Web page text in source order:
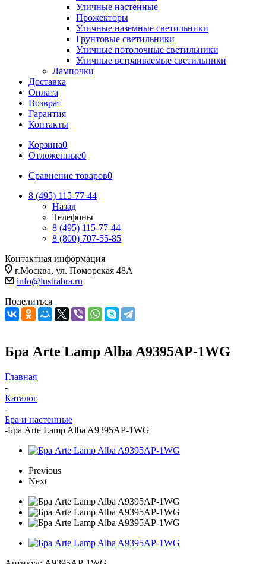
Уличные настенные
Прожекторы
Уличные наземные светильники
Грунтовые светильники
Уличные потолочные светильники
Уличные встраиваемые светильники
Лампочки
Доставка
Оплата
Возврат
Гарантия
Контакты
Корзина0
Отложенные0
Сравнение товаров0
8 (495) 115-77-44
Назад
Телефоны
8 (495) 115-77-44
8 (800) 707-55-85
Контактная информация
г.Москва, ул. Поморская 48А
info@lustrabra.ru
Поделиться
Бра Arte Lamp Alba A9395AP-1WG
Главная
-
Каталог
-
Бра и настенные
-Бра Arte Lamp Alba A9395AP-1WG
Previous
Next